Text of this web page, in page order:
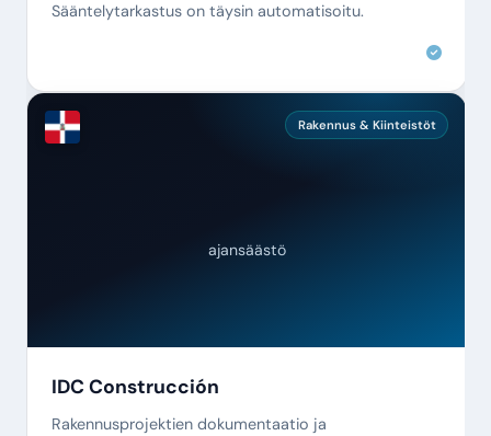
Sääntelytarkastus on täysin automatisoitu.
Rakennus & Kiinteistöt
ajansäästö
IDC Construcción
Rakennusprojektien dokumentaatio ja